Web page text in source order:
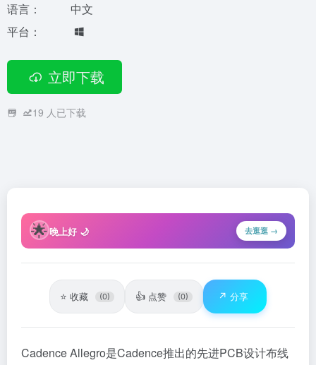
语言：
中文
平台：
立即下载
19 人已下载
🌟晚上好 🌙 去逛逛 →
⭐ 收藏 (0) 👍 点赞 (0) ↗️ 分享
Cadence Allegro是Cadence推出的先进PCB设计布线